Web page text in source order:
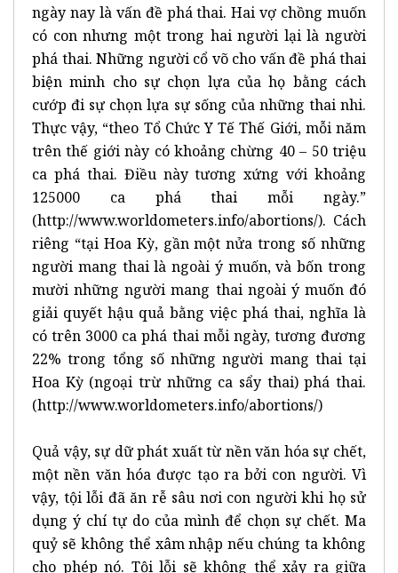
ngày nay là vấn đề phá thai. Hai vợ chồng muốn
có con nhưng một trong hai người lại là người
phá thai. Những người cổ võ cho vấn đề phá thai
biện minh cho sự chọn lựa của họ bằng cách
cướp đi sự chọn lựa sự sống của những thai nhi.
Thực vậy, “theo Tổ Chức Y Tế Thế Giới, mỗi năm
trên thế giới này có khoảng chừng 40 – 50 triệu
ca phá thai. Điều này tương xứng với khoảng
125000 ca phá thai mỗi ngày.”
(http://www.worldometers.info/abortions/). Cách
riêng “tại Hoa Kỳ, gần một nửa trong số những
người mang thai là ngoài ý muốn, và bốn trong
mười những người mang thai ngoài ý muốn đó
giải quyết hậu quả bằng việc phá thai, nghĩa là
có trên 3000 ca phá thai mỗi ngày, tương đương
22% trong tổng số những người mang thai tại
Hoa Kỳ (ngoại trừ những ca sẩy thai) phá thai.
(http://www.worldometers.info/abortions/)
Quả vậy, sự dữ phát xuất từ nền văn hóa sự chết,
một nền văn hóa được tạo ra bởi con người. Vì
vậy, tội lỗi đã ăn rễ sâu nơi con người khi họ sử
dụng ý chí tự do của mình để chọn sự chết. Ma
quỷ sẽ không thể xâm nhập nếu chúng ta không
cho phép nó. Tội lỗi sẽ không thể xảy ra giữa